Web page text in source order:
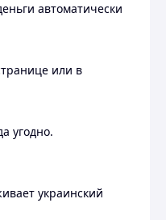
автоматически
или в
угодно.
украинский